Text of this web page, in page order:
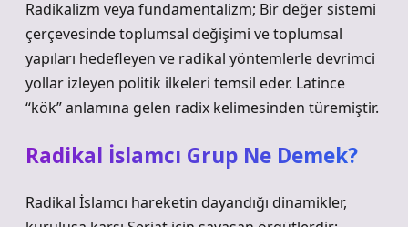
Radikalizm veya fundamentalizm; Bir değer sistemi
çerçevesinde toplumsal değişimi ve toplumsal
yapıları hedefleyen ve radikal yöntemlerle devrimci
yollar izleyen politik ilkeleri temsil eder. Latince
“kök” anlamına gelen radix kelimesinden türemiştir.
Radikal İslamcı Grup Ne Demek?
Radikal İslamcı hareketin dayandığı dinamikler,